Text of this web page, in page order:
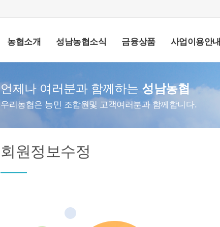
농협소개 성남농협소식 금융상품 사업이용안내
언제나 여러분과 함께하는 성남농협
우리농협은 농민 조합원및 고객여러분과 함께합니다.
회원정보수정